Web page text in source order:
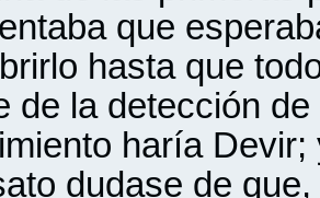
que
hasta que
de la detección
haría
dudase de